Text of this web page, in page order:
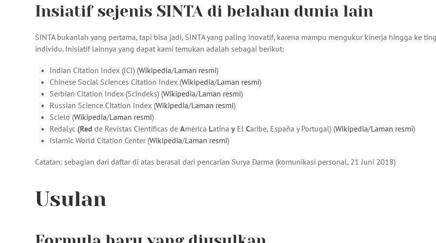
Insiatif sejenis SINTA di belahan dunia lain
SINTA bukanlah yang pertama, tapi bisa jadi, SINTA yang paling inovatif, karena mampu mengukur kinerja hingga ke
individu. Inisiatif lainnya yang dapat kami temukan adalah sebagai berikut:
Indian Citation Index (ICI) (Wikipedia/Laman resmi)
Chinese Social Sciences Citation Index (Wikipedia/Laman resmi)
Serbian Citation Index (Scindeks) (Wikipedia/Laman resmi)
Russian Science Citation Index (Wikipedia/Laman resmi)
Scielo (Wikipedia/Laman resmi)
Redalyc (Red de Revistas Científicas de América Latina y El Caribe, España y Portugal) (Wikipedia/Laman resmi)
Islamic World Citation Center (Wikipedia/Laman resmi)
Catatan: sebagian dari daftar di atas berasal dari pencarian Surya Darma (komunikasi personal, 21 Juni 2018)
Usulan